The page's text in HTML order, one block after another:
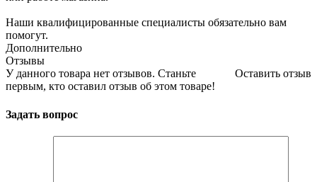
Наши квалифицированные специалисты обязательно вам
помогут.
Дополнительно
Отзывы
Оставить отзыв
У данного товара нет отзывов. Станьте
первым, кто оставил отзыв об этом товаре!
Задать вопрос